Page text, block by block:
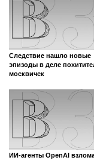
Следствие нашло новые
эпизоды в деле
москвичек
ИИ-агенты OpenAI